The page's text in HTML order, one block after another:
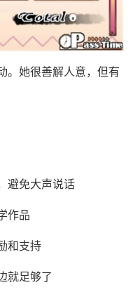
。她很善解人意，但有
避免大声说话
作品
和支持
就足够了